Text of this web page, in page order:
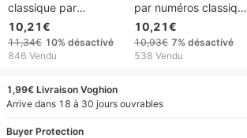
classique par
numéros, peintures
décoratives faites à la
main, château
de route de citrouille,
décoration de maison,
cadeau
10,21€
11,34€ 10% désactivé
846 Vendu
par numéros classique
sur toile Dessin
d'image Paysage
architectural
personnalisé
10,21€
10,93€ 7% désactivé
538 Vendu
1,99€ Livraison Voghion
Arrive dans 18 à 30 jours ouvrables
Buyer Protection